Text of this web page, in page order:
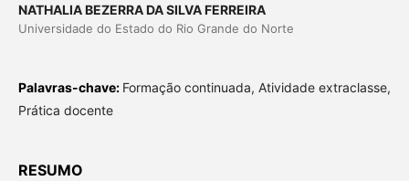
NATHALIA BEZERRA DA SILVA FERREIRA
Universidade do Estado do Rio Grande do Norte
Palavras-chave: Formação continuada, Atividade extraclasse,
Prática docente
RESUMO